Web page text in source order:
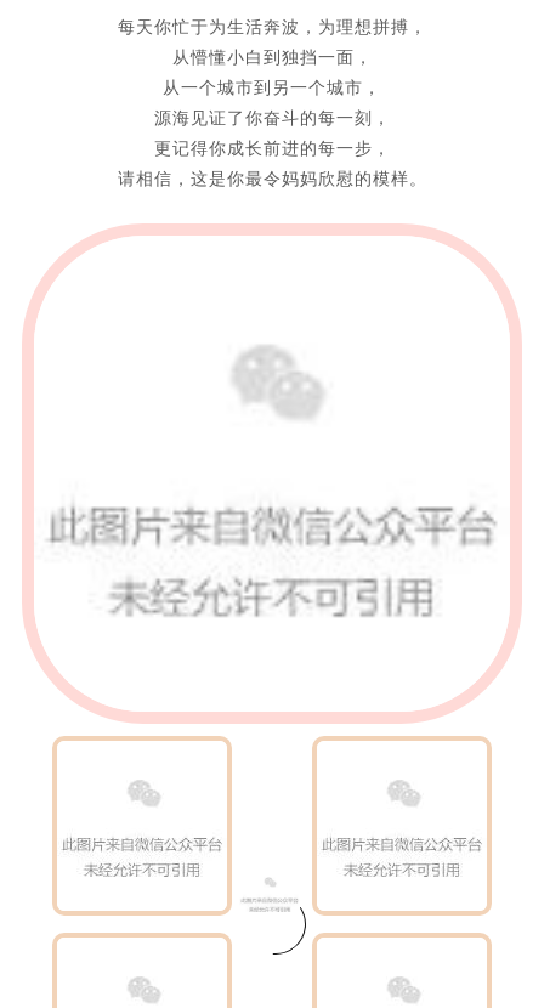
每天你忙于为生活奔波，为理想拼搏，
从懵懂小白到独挡一面，
从一个城市到另一个城市，
源海见证了你奋斗的每一刻，
更记得你成长前进的每一步，
请相信，这是你最令妈妈欣慰的模样。